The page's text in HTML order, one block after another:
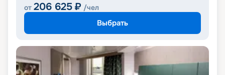
от 206 625 ₽ /чел
Выбрать